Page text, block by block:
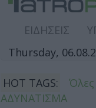
ΕΙΔΗΣΕΙΣ
Thursday,
HOT TAGS: Όλες
ΑΔΥΝΑΤΙΣΜΑ